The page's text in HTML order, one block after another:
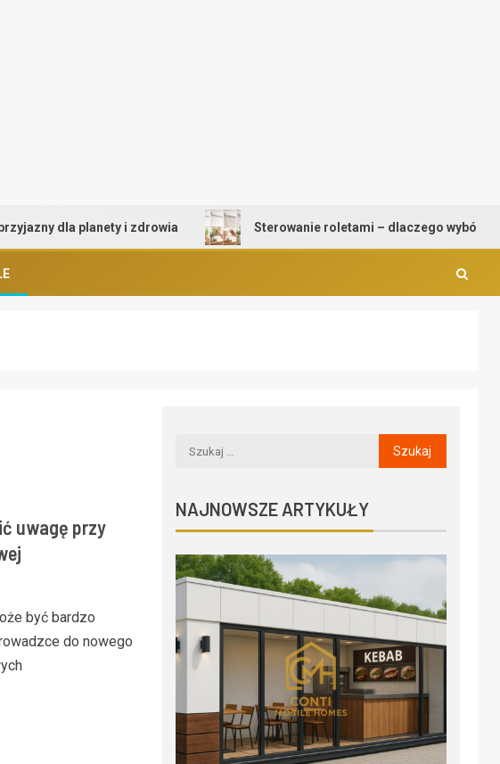
dla planety i zdrowia Sterowanie roletami – dlaczego wybór
uwagę przy
być bardzo
do nowego
NAJNOWSZE ARTYKUŁY